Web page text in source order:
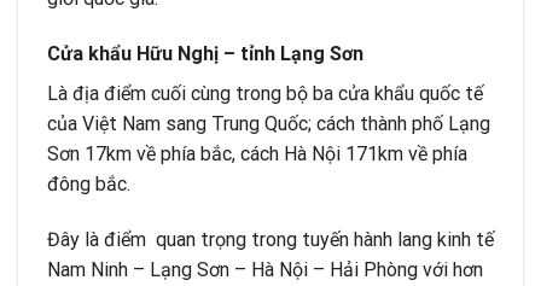
Cửa khẩu Hữu Nghị – tỉnh Lạng Sơn
Là địa điểm cuối cùng trong bộ ba cửa khẩu quốc tế
của Việt Nam sang Trung Quốc; cách thành phố Lạng
Sơn 17km về phía bắc, cách Hà Nội 171km về phía
đông bắc.
Đây là điểm quan trọng trong tuyến hành lang kinh tế
Nam Ninh – Lạng Sơn – Hà Nội – Hải Phòng với hơn